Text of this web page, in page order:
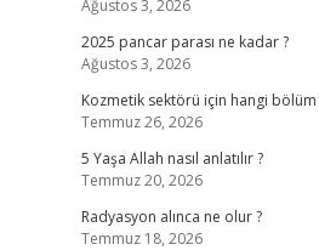
Ağustos 3, 2026
2025 pancar parası ne kadar ?
Ağustos 3, 2026
Kozmetik sektörü için hangi bölüm
Temmuz 26, 2026
5 Yaşa Allah nasıl anlatılır ?
Temmuz 20, 2026
Radyasyon alınca ne olur ?
Temmuz 18, 2026